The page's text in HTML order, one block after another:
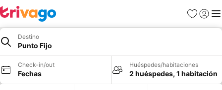
Favoritos
Iniciar
Destino
Punto Fijo
Check-in/out
Fechas
Huéspedes/habitaciones
2 huéspedes, 1 habitación